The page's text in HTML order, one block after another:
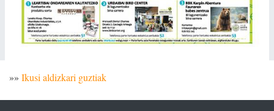
»» Ikusi aldizkari guztiak